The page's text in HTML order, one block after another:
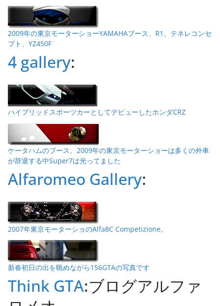
2009年の東京モーターショーYAMAHAブース、R1、テネレコンセ
プト、YZ450F
4 gallery:
ハイブリッドスポーツカーとしてデビューしたホンダCRZ
ケータハムのブース。2009年の東京モーターショーは多くの外車
が辞退する中Super7は光ってました
Alfaromeo Gallery:
2007年東京モーターショのAlfa8C Competizione。
新春初日の出を眺めながら156GTAの写真です
Think GTA:ブログアルファ